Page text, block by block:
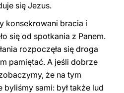
się Jezus.
konsekrowani bracia i
się od spotkania z Panem.
rozpoczęła się droga
pamiętać. A jeśli dobrze
że na tym
byliśmy sami: był także lud